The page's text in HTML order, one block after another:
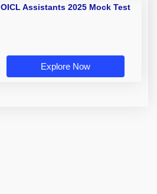
OICL Assistants 2025 Mock Test
Explore Now